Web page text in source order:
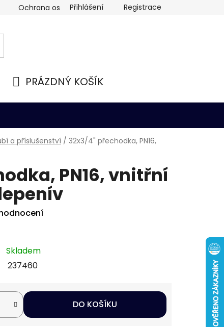
Ochrana osobních údajů
Přihlášení Registrace
PRÁZDNÝ KOŠÍK
a příslušenství / 32x3/4" přechodka, PN16,
PN16, vnitřní
Skladem
237460
DO KOŠÍKU